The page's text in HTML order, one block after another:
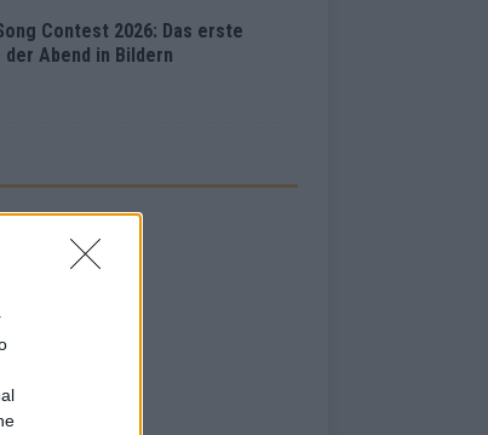
Contest 2026: Das erste
der Abend in Bildern